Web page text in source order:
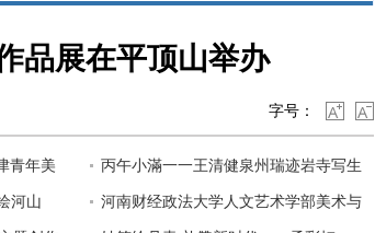
品展在平顶山举办
字号：
青年美 丙午小滿一一王清健泉州瑞迹岩寺写生
作品欣赏
河山 河南财经政法大学人文艺术学部美术与